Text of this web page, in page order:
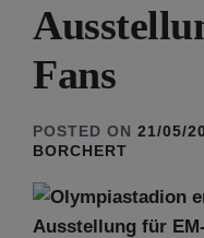
Fans
POSTED ON 21/05/
BORCHERT